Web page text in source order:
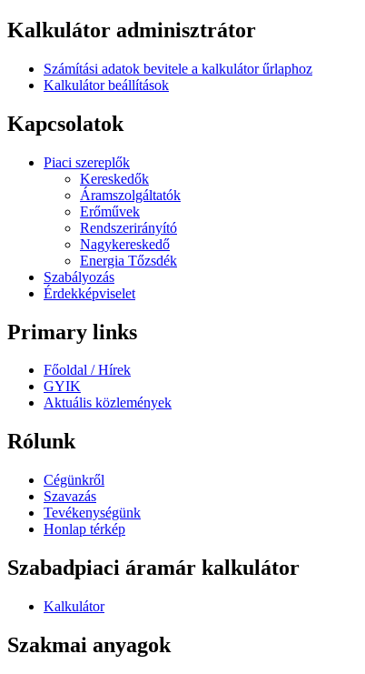
Kalkulátor adminisztrátor
Számítási adatok bevitele a kalkulátor űrlaphoz
Kalkulátor beállítások
Kapcsolatok
Piaci szereplők
Kereskedők
Áramszolgáltatók
Erőművek
Rendszerirányító
Nagykereskedő
Energia Tőzsdék
Szabályozás
Érdekképviselet
Primary links
Főoldal / Hírek
GYIK
Aktuális közlemények
Rólunk
Cégünkről
Szavazás
Tevékenységünk
Honlap térkép
Szabadpiaci áramár kalkulátor
Kalkulátor
Szakmai anyagok